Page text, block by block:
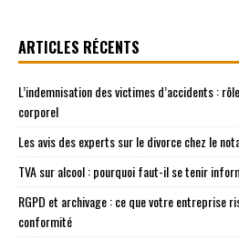
ARTICLES RÉCENTS
L’indemnisation des victimes d’accidents :
corporel
Les avis des experts sur le divorce chez le
TVA sur alcool : pourquoi faut-il se tenir
RGPD et archivage : ce que votre entreprise
conformité